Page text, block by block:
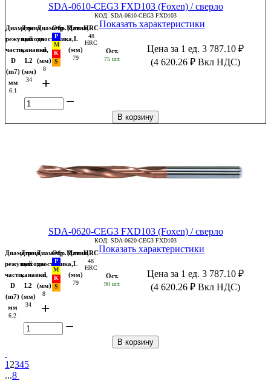
SDA-0610-CEG3 FXD103 (Foxen) / сверло
КОД: SDA-0610-CEG3 FXD103
Диаметр
режущей
части,
D
(m7)
мм
6.1
Длина
выхода
канавки,
L2
(мм)
34
Диаметр
хвостовика,
d
(мм)
8
Обр.МатДлина,
L
(мм)
79
HRC
48
HRC
Показать характеристики
Ост.
75 шт.
Цена за 1 ед. 3 787.10 ₽
(4 620.26 ₽Вкл НДС)
+
−
В корзину
SDA-0620-CEG3 FXD103 (Foxen) / сверло
КОД: SDA-0620-CEG3 FXD103
Диаметр
режущей
части,
D
(m7)
мм
6.2
Длина
выхода
канавки,
L2
(мм)
34
Диаметр
хвостовика,
d
(мм)
8
Обр.МатДлина,
L
(мм)
79
HRC
48
HRC
Показать характеристики
Ост.
90 шт.
Цена за 1 ед. 3 787.10 ₽
(4 620.26 ₽ Вкл НДС)
+
−
В корзину
1 2345
...8